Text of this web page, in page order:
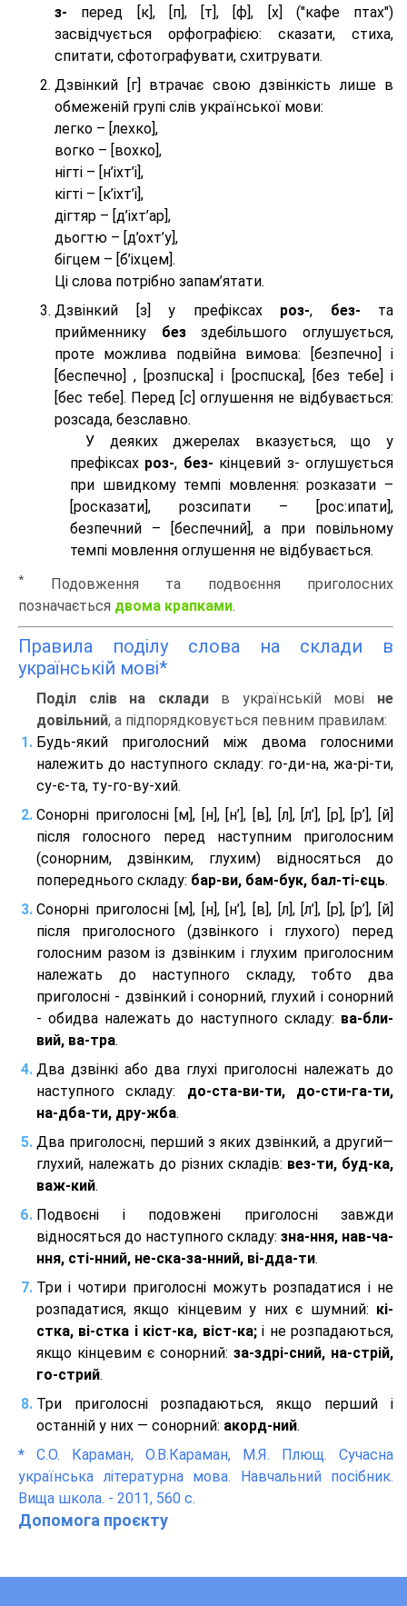
з- перед [к], [п], [т], [ф], [х] ("кафе птах")
засвідчується орфографією: сказати, стиха,
спитати, сфотографувати, схитрувати.
Дзвінкий [г] втрачає свою дзвінкість лише в
обмеженій групі слів української мови:
легко – [лехко],
вогко – [вохко],
нігті – [н’іхт’і],
кігті – [к’іхт’і],
дігтяр – [д’іхт’ар],
дьогтю – [д’охт’у],
бігцем – [б’іхцем].
Ці слова потрібно запам’ятати.
Дзвінкий [з] у префіксах роз-, без- та
прийменнику безздебільшого оглушується,
проте можлива подвійна вимова: [безпeчно] і
[беспeчно] , [розпuска] і [роспuска], [без тeбе] і
[бес тeбе]. Перед [с] оглушення не відбувається:
розсада, безславно.
У деяких джерелах вказується, що у
префіксах роз-, без- кінцевий з- оглушується
при швидкому темпі мовлення: розказати –
[росказати], розсипати – [роc:ипати],
безпечний – [беспечний], а при повільному
темпі мовлення оглушення не відбувається.
*
Подовження та подвоєння приголосних
позначається двома крапками.
Правила поділу слова на склади в
українській мові*
Поділ слів на складив українській мові не
довільний, а підпорядковується певним правилам:
Будь-який приголосний між двома голосними
належить до наступного складу: го-ди-на, жа-рі-ти,
су-є-та, ту-го-ву-хий.
Сонорні приголосні [м], [н], [н’], [в], [л], [л’], [р], [р’], [й]
після голосного перед наступним приголосним
(сонорним, дзвінким, глухим) відносяться до
попереднього складу: бар-ви, бам-бук, бал-ті-єць.
Сонорні приголосні [м], [н], [н’], [в], [л], [л’], [р], [р’], [й]
після приголосного (дзвінкого і глухого) перед
голосним разом із дзвінким і глухим приголосним
належать до наступного складу, тобто два
приголосні - дзвінкий і сонорний, глухий і сонорний
- обидва належать до наступного складу: ва-бли-
вий, ва-тра.
Два дзвінкі або два глухі приголосні належать до
наступного складу: до-ста-ви-ти, до-сти-га-ти,
на-дба-ти, дру-жба.
Два приголосні, перший з яких дзвінкий, а другий—
глухий, належать до різних складів: вез-ти, буд-ка,
важ-кий.
Подвоєні і подовжені приголосні завжди
відносяться до наступного складу: зна-ння, нав-ча-
ння, сті-нний, не-ска-за-нний, ві-дда-ти.
Три і чотири приголосні можуть розпадатися і не
розпадатися, якщо кінцевим у них є шумний: кі-
стка, ві-стка і кіст-ка, віст-ка;і не розпадаються,
якщо кінцевим є сонорний: за-здрі-сний, на-стрій,
го-стрий.
Три приголосні розпадаються, якщо перший і
останній у них — сонорний: акорд-ний.
* С.О. Караман, О.В.Караман, М.Я. Плющ. Сучасна
українська літературна мова. Навчальний посібник.
Вища школа. - 2011, 560 с.
Допомога проєкту